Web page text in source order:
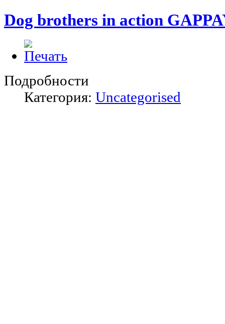
Dog brothers in action
Подробности
Категория: Uncategorised